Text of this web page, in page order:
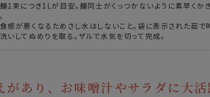
1束につき1Lが目安。麺同士がくっつかないように素早くか
感が悪くなるためさし水はしないこと。袋に表示された茹で
いしてぬめりを取る。ザルで水気を切って完成。
あり、 お味噌汁やサラダに大活